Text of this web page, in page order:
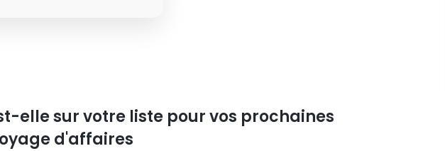
elle sur votre liste pour vos prochaines
d'affaires